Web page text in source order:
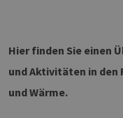
Hier finden Sie einen
und Aktivitäten in den
und Wärme.